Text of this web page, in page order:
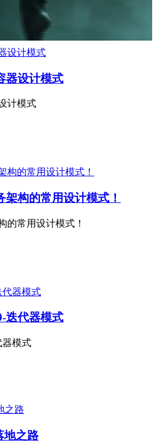
器设计模式
计模式
构的常用设计模式！
的常用设计模式！
迭代器模式
器模式
地之路